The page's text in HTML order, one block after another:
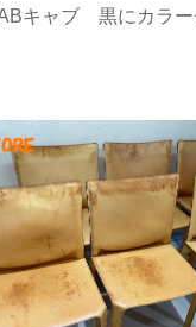
キャブ 黒にカラー